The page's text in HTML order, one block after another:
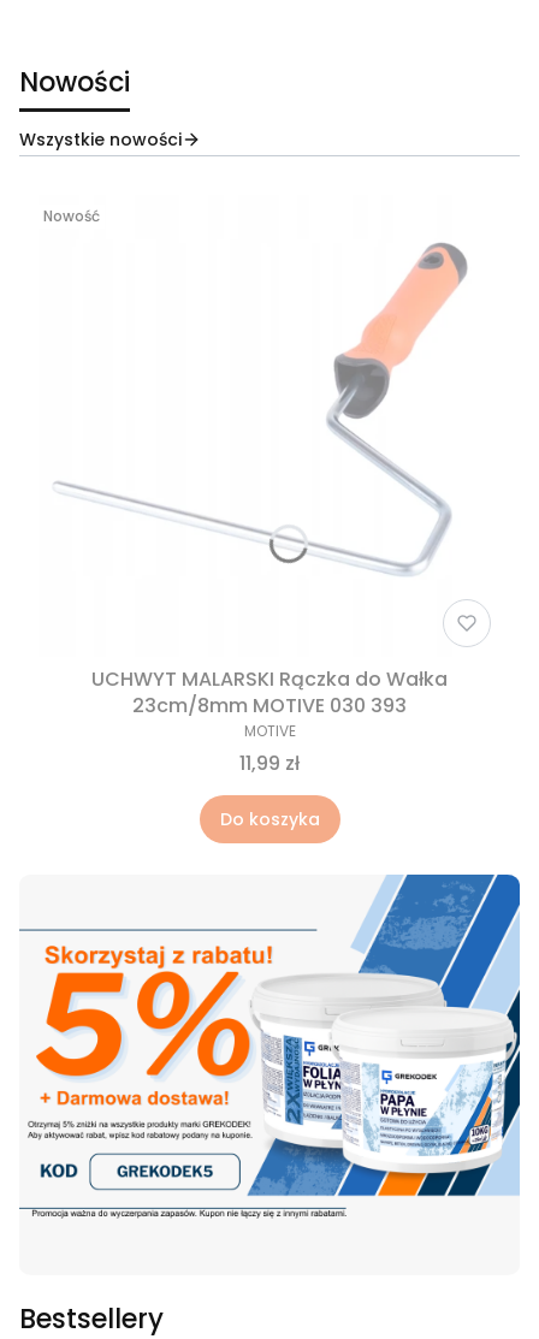
Nowości
Wszystkie nowości
Nowość
UCHWYT MALARSKI Rączka do Wałka
23cm/8mm MOTIVE 030 393
MOTIVE
11,99 zł
Do koszyka
Bestsellery